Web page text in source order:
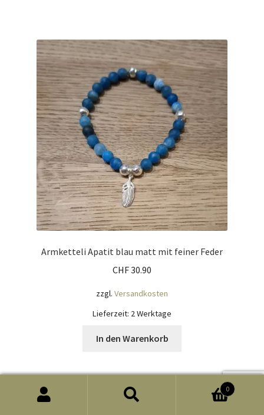
Armketteli Apatit blau matt mit feiner Feder
CHF30.90
zzgl. Versandkosten
Lieferzeit: 2 Werktage
In den Warenkorb
0